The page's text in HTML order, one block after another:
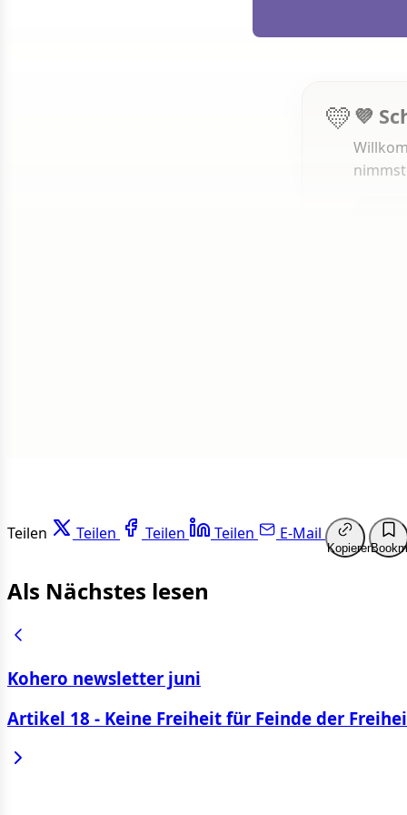
💛 💜
Teilen Teilen Teilen Teilen E-Mail
Kopieren
Als Nächstes lesen
Kohero newsletter juni
Artikel 18 - Keine Freiheit für Feinde der